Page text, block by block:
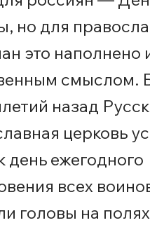
но для
это наполнено
смыслом.
назад
церковь
день ежегодного
всех
головы на